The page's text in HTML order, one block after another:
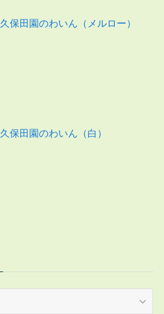
久保田園のわいん（メルロー）
久保田園のわいん（白）